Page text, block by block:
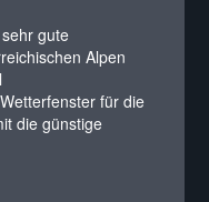
gute
Alpen
für die
die günstige